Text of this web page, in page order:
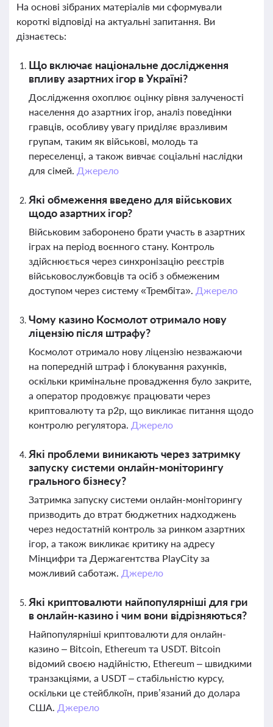
На основі зібраних матеріалів ми сформували
короткі відповіді на актуальні запитання. Ви
дізнаєтесь:
Що включає національне дослідження
впливу азартних ігор в Україні?
Дослідження охоплює оцінку рівня залученості
населення до азартних ігор, аналіз поведінки
гравців, особливу увагу приділяє вразливим
групам, таким як військові, молодь та
переселенці, а також вивчає соціальні наслідки
для сімей. Джерело
Які обмеження введено для військових
щодо азартних ігор?
Військовим заборонено брати участь в азартних
іграх на період воєнного стану. Контроль
здійснюється через синхронізацію реєстрів
військовослужбовців та осіб з обмеженим
доступом через систему «Трембіта». Джерело
Чому казино Космолот отримало нову
ліцензію після штрафу?
Космолот отримало нову ліцензію незважаючи
на попередній штраф і блокування рахунків,
оскільки кримінальне провадження було закрите,
а оператор продовжує працювати через
криптовалюту та p2p, що викликає питання щодо
контролю регулятора. Джерело
Які проблеми виникають через затримку
запуску системи онлайн-моніторингу
грального бізнесу?
Затримка запуску системи онлайн-моніторингу
призводить до втрат бюджетних надходжень
через недостатній контроль за ринком азартних
ігор, а також викликає критику на адресу
Мінцифри та Держагентства PlayCity за
можливий саботаж. Джерело
Які криптовалюти найпопулярніші для гри
в онлайн-казино і чим вони відрізняються?
Найпопулярніші криптовалюти для онлайн-
казино – Bitcoin, Ethereum та USDT. Bitcoin
відомий своєю надійністю, Ethereum – швидкими
транзакціями, а USDT – стабільністю курсу,
оскільки це стейблкоїн, прив’язаний до долара
США. Джерело